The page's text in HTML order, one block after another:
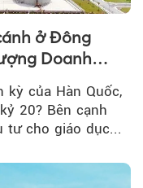
ở Đông
Doanh
của Hàn Quốc,
20? Bên cạnh
tư cho giáo dục...